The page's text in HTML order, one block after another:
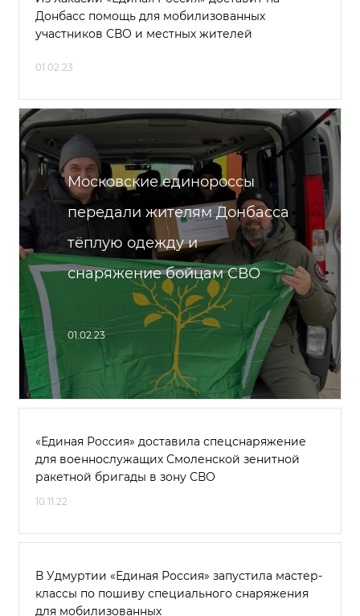
Донбасс помощь для мобилизованных
участников СВО и местных жителей
01.02.23
Московские единороссы
передали жителям Донбасса
тёплую одежду и
снаряжение бойцам СВО
01.02.23
«Единая Россия» доставила спецснаряжение
для военнослужащих Смоленской зенитной
ракетной бригады в зону СВО
10.11.22
В Удмуртии «Единая Россия» запустила мастер-
классы по пошиву специального снаряжения
для мобилизованных